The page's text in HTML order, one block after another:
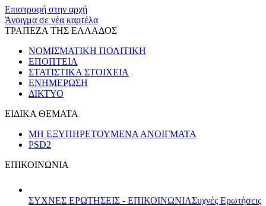
Επιστροφή στην αρχή
Άνοιγμα σε νέα καρτέλα
ΤΡΑΠΕΖΑ ΤΗΣ ΕΛΛΑΔΟΣ
ΝΟΜΙΣΜΑΤΙΚΗ ΠΟΛΙΤΙΚΗ
ΕΠΟΠΤΕΙΑ
ΣΤΑΤΙΣΤΙΚΑ ΣΤΟΙΧΕΙΑ
ΕΝΗΜΕΡΩΣΗ
ΔΙΚΤΥΟ
ΕΙΔΙΚΑ ΘΕΜΑΤΑ
ΜΗ ΕΞΥΠΗΡΕΤΟΥΜΕΝΑ ΑΝΟΙΓΜΑΤΑ
PSD2
ΕΠΙΚΟΙΝΩΝΙΑ
ΣΥΧΝΕΣ ΕΡΩΤΗΣΕΙΣ - ΕΠΙΚΟΙΝΩΝΙΑΣυχνές Ερωτήσεις